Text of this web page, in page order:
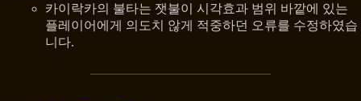
카이락카의 불타는 잿불이 시각효과 범위 바깥에 있는
플레이어에게 의도치 않게 적중하던 오류를 수정하였습
니다.